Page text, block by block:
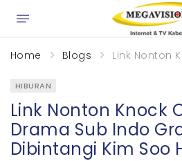
Home Blogs Link Nonton
HIBURAN
Link Nonton Knock
Drama Sub Indo
Dibintangi Kim Soo